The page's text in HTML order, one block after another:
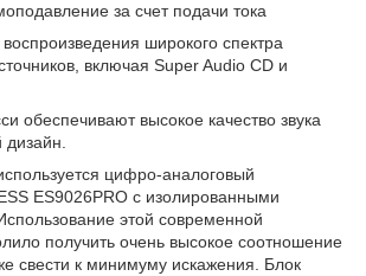
за счет подачи тока
широкого спектра
включая Super Audio CD и
обеспечивают высокое качество звука
цифро-аналоговый
ES9026PRO с изолированными
этой современной
получить очень высокое соотношение
свести к минимуму искажения. Блок